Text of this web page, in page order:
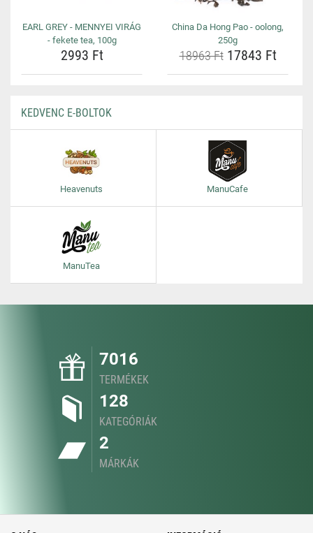
EARL GREY - MENNYEI VIRÁG
- fekete tea, 100g
2993 Ft
China Da Hong Pao - oolong,
250g
18963 Ft17843 Ft
KEDVENC E-BOLTOK
Heavenuts ManuCafe
ManuTea
7016
TERMÉKEK
128
KATEGÓRIÁK
2
MÁRKÁK